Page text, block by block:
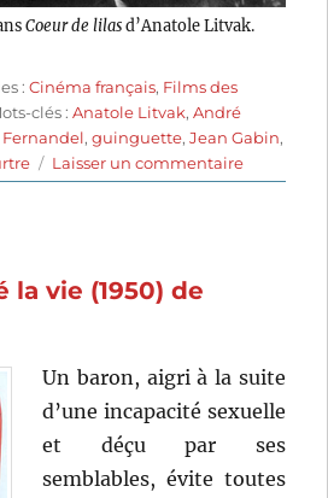
Coeur de lilasd’Anatole Litvak.
:Cinéma français, Films des
clés :Anatole Litvak,André
Fernandel,guinguette,Jean Gabin,
Laisser un commentairesur
Coeur
la vie (1950) de
Un baron, aigri à la suite
d’une incapacité sexuelle
et déçu par ses
semblables, évite toutes